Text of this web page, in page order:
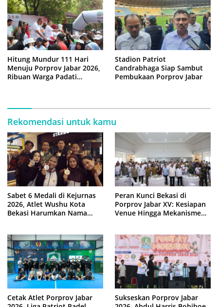
Hitung Mundur 111 Hari
Menuju Porprov Jabar 2026,
Ribuan Warga Padati
Stadion Patriot
Candrabhaga Siap Sambut
Pembukaan Porprov Jabar
Rekomendasi untuk kamu
Sabet 6 Medali di Kejurnas
2026, Atlet Wushu Kota
Bekasi Harumkan Nama
Peran Kunci Bekasi di
Porprov Jabar XV: Kesiapan
Venue Hingga Mekanisme
Cetak Atlet Porprov Jabar
Sukseskan Porprov Jabar